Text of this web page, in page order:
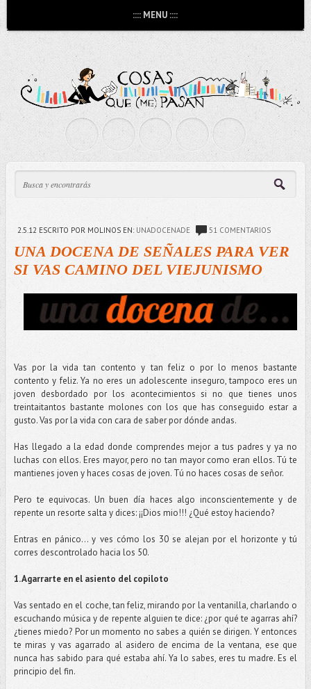
:::: MENU ::::
2.5.12 ESCRITO POR MOLINOS EN: UNADOCENADE 51 COMENTARIOS
UNA DOCENA DE SEÑALES PARA VER
SI VAS CAMINO DEL VIEJUNISMO
Vas por la vida tan contento y tan feliz o por lo menos bastante
contento y feliz. Ya no eres un adolescente inseguro, tampoco eres un
joven desbordado por los acontecimientos si no que tienes unos
treintaitantos bastante molones con los que has conseguido estar a
gusto. Vas por la vida con cara de saber por dónde andas.
Has llegado a la edad donde comprendes mejor a tus padres y ya no
luchas con ellos. Eres mayor, pero no tan mayor como eran ellos. Tú te
mantienes joven y haces cosas de joven. Tú no haces cosas de señor.
Pero te equivocas. Un buen día haces algo inconscientemente y de
repente un resorte salta y dices: ¡¡Dios mio!!! ¿Qué estoy haciendo?
Entras en pánico… y ves cómo los 30 se alejan por el horizonte y tú
corres descontrolado hacia los 50.
1. Agarrarte en el asiento del copiloto
Vas sentado en el coche, tan feliz, mirando por la ventanilla, charlando o
escuchando música y de repente alguien te dice: ¿por qué te agarras ahí?
¿tienes miedo? Por un momento no sabes a quién se dirigen. Y entonces
te miras y vas agarrado al asidero de encima de la ventana, ese que
nunca has sabido para qué estaba ahí. Ya lo sabes, eres tu madre. Es el
principio del fin.